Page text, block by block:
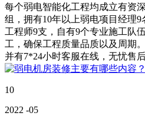
每个弱电智能化工程均成立有资
组，拥有10年以上弱电项目经理
工程师9支，自有9个专业施工队
工，确保工程质量品质以及周期
并有7*24小时客服在线，无忧售后
10
2022 -05